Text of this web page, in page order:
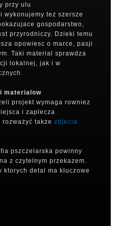
przy ulu
wykonujemy tez szersze
gospodarstwo,
przyrodniczy. Dzieki temu
opowiesc o marce, pasji
Taki material sprawdza
lokalnej, jak i w
materialow
projekt wymaga rowniez
i zaplecza
takze zdjecia
pszczelarska powinny
z czytelnym przekazem.
ktorych detal ma kluczowe